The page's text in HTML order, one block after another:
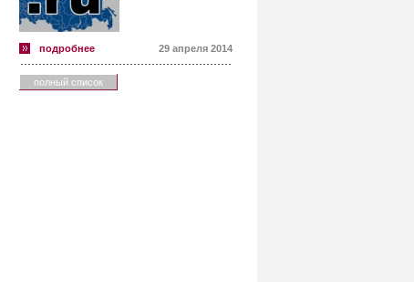
подробнее 29 апреля 2014
полный список